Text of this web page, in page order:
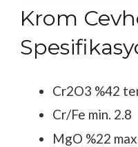
Krom
Cr2O3 %42
Cr/Fe min. 2.8
MgO %22 max